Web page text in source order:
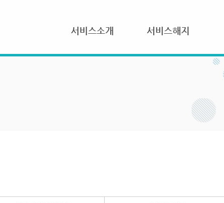
서비스소개 서비스해지